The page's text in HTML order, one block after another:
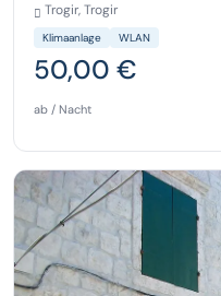
Trogir, Trogir
Klimaanlage WLAN
50,00 €
ab / Nacht